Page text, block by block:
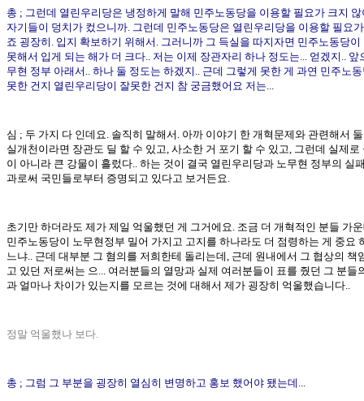
총 ; 그런데 열린우리당은 냉정하게 말해 민주노동당을 이용할 필요가 크지 않
자기들이 덩치가 컸으니까. 그런데 민주노동당은 열린우리당을 이용할 필요
죠 굉장히. 입지 확보하기 위해서. 그러니까 그 득실을 따지자면 민주노동당이
못해서 입게 되는 해가 더 크다.. 저는 이제 장관자리 하나 정도는... 얻겠지.. 앞
무현 정부 아래서.. 하나 둘 정도는 하겠지.. 근데 그렇게 못한 게 과연 민주노
못한 건지 열린우리당이 잘못한 건지 참 궁금했어요 저는...
심 ; 두 가지 다 인데요. 솔직히 말해서. 아까 이야기 한 개혁문제와 관련해서
실개천이라면 장관도 딜 할 수 있고, 사소한 거 포기 할 수 있고, 그런데 실제로
이 아니라 큰 강물이 흘렀다.. 하는 것이 결국 열린우리당과 노무현 정부의 실
과로써 국민들로부터 증명되고 있다고 보거든요.
초기만 하더라도 제가 제일 억울했던 게 그거에요. 조금 더 개혁적인 분들 가
민주노동당이 노무현정부 밀어 가지고 고지를 하나라도 더 점령하는 게 중요
느냐.. 근데 대부분 그 혐의를 저희한테 돌리는데, 근데 원내에서 그 협상의 책
고 있던 저로써는 으... 여러분들의 열망과 실제 여러분들이 표를 줬던 그 분들
과 얼마나 차이가 있는지를 모르는 것에 대해서 제가 굉장히 억울했습니다..
정말 억울했나 보다.
총 ; 그럼 그 부분을 굉장히 열심히 변명하고 홍보 했어야 됐는데...